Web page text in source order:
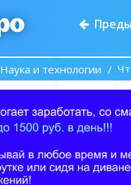
Наука и технологии